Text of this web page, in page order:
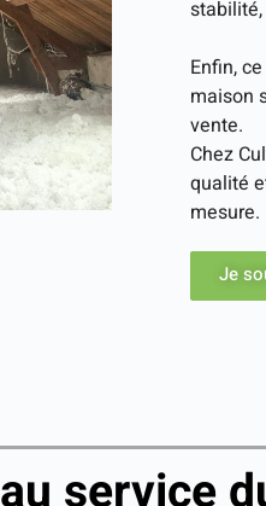
Enfin,
maison
vente.
Chez
qualité
mesure.
Je
au service